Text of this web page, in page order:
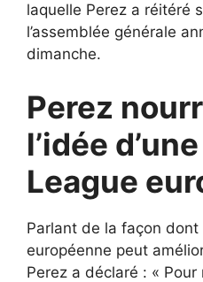
laquelle Perez a réitéré
l’assemblée générale
dimanche.
Perez
l’idée
League
Parlant de la façon dont
européenne peut
Perez a déclaré : «